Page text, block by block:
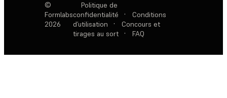
©
Formlabs
2026
Politique de
confidentialité
·
Conditions
d’utilisation
·
Concours et
tirages au sort
· FAQ